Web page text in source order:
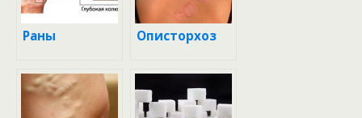
Раны Описторхоз